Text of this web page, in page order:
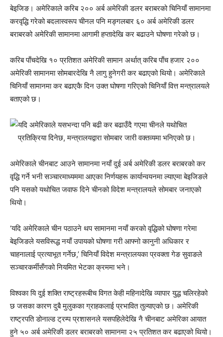
बेइजिङ। अमेरिकाले करिब २०० अर्ब अमेरिकी डलर बराबरको चिनियाँ सामानमा
करवृद्धि गरेको बदलास्वरूप चीनल पनि मङ्गलबार ६० अर्ब अमेरिकी डलर
बराबरको अमेरिकी सामानमा आगामी हप्तादेखि कर बढाउने घोषणा गरेको छ।
करिब पाँचदेखि १० प्रतिशत अमेरिकी सामान अर्थात् करिब पाँच हजार २००
अमेरिकी सामानमा सोमबारदेखि नै लागु हुनेगरी कर बढाएको थियो। अमेरिकाले
चिनियाँ सामानमा कर बढाएकै दिन उक्त घोषणा गरिएको चिनियाँ वित्त मन्त्रालयले
बताएको छ।
यदि अमेरिकाले यसभन्दा पनि बढी कर बढाउँदै गएमा चीनले यथोचित
प्रतिक्रिया दिनेछ, मन्त्रालयद्वारा सोमबार जारी वक्तव्यमा भनिएको छ।
अमेरिकाले चीनबाट आउने सामानमा नयाँ दुई अर्ब अमेरिकी डलर बराबरको कर
वृद्धि गर्ने भनी सञ्चारमाध्यममा आएका निर्णयहरू कार्यान्वयनमा ल्याएमा बेइजिङले
पनि यसको यथोचित जवाफ दिने चीनको विदेश मन्त्रालयले सोमबार जनाएको
थियो।
‘यदि अमेरिकाले चीन पठाउने थप सामानमा नयाँ करको वृद्धिको घोषणा गरेमा
बेइजिङले यसविरूद्ध नयाँ उपायको घोषणा गरी आफ्नो कानुनी अधिकार र
चाहनालाई प्रत्याभूत गर्नेछ,’ चिनियाँ विदेश मन्त्रालयका प्रवक्ता गेङ सुवाङले
सञ्चारकर्मीसँगको नियमित भेटका क्रममा भने।
विश्वका यि दुई शक्ति राष्ट्रहरूबीच विगत केही महिनादेखि व्यापार युद्ध चलिरहेको
छ जसका कारण दुबै मुलुकका ग्राहकलाई प्रभावित तुल्याएको छ। अमेरिकी
राष्ट्रपति डोनाल्ड ट्रम्प प्रशासनले यसपहिलेदेखि नै चीनबाट अमेरिका आयात
हुने ५० अर्ब अमेरिकी डलर बराबरको सामानमा २५ प्रतिशत कर बढाएको थियो।